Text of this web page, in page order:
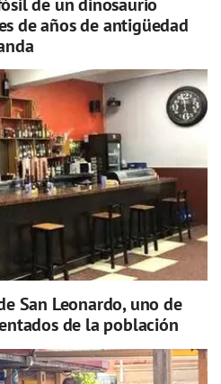
de años de antigüedad
San Leonardo, uno de
de la población